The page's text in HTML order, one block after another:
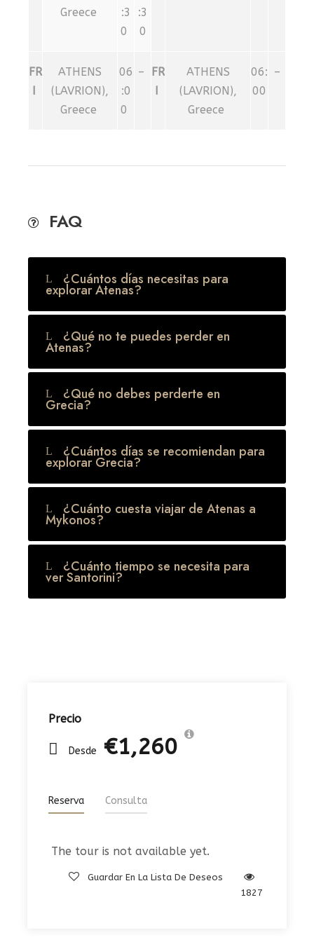
Precio
Desde €1,260
Reserva Consulta
The tour is not available yet.
Guardar En La Lista De Deseos
1827
Greece
:3
0
:3
0
FR
I
ATHENS
(LAVRION),
Greece
06
:0
0
–
FR
I
ATHENS
(LAVRION),
Greece
06:
00
–
FAQ
¿Cuántos días necesitas para
explorar Atenas?
¿Qué no te puedes perder en
Atenas?
¿Qué no debes perderte en
Grecia?
¿Cuántos días se recomiendan para
explorar Grecia?
¿Cuánto cuesta viajar de Atenas a
Mykonos?
¿Cuánto tiempo se necesita para
ver Santorini?